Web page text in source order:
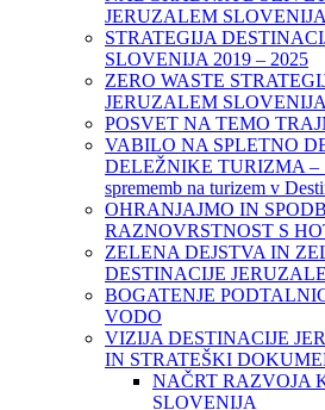
JERUZALEM SLOVENIJA
STRATEGIJA
SLOVENIJA 2019 – 2025
ZERO WASTE
JERUZALEM SLOVENIJA
POSVET NA TEMO
VABILO NA SPLETNO
DELEŽNIKE TURIZMA –
sprememb na turizem v
OHRANJAJMO IN
RAZNOVRSTNOST S
ZELENA DEJSTVA IN
DESTINACIJE
BOGATENJE
VODO
VIZIJA DESTINACIJE
IN STRATEŠKI
NAČRT RAZVOJA
SLOVENIJA